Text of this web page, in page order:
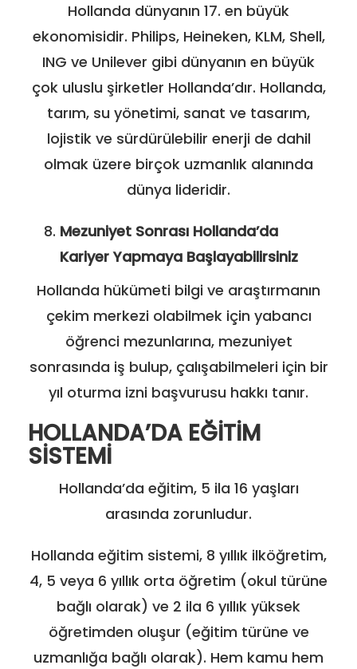
Hollanda dünyanın 17. en büyük
ekonomisidir. Philips, Heineken, KLM, Shell,
ING ve Unilever gibi dünyanın en büyük
çok uluslu şirketler Hollanda’dır. Hollanda,
tarım, su yönetimi, sanat ve tasarım,
lojistik ve sürdürülebilir enerji de dahil
olmak üzere birçok uzmanlık alanında
dünya lideridir.
Mezuniyet Sonrası Hollanda’da
Kariyer Yapmaya Başlayabilirsiniz
Hollanda hükümeti bilgi ve araştırmanın
çekim merkezi olabilmek için yabancı
öğrenci mezunlarına, mezuniyet
sonrasında iş bulup, çalışabilmeleri için bir
yıl oturma izni başvurusu hakkı tanır.
HOLLANDA’DA EĞİTİM
SİSTEMİ
Hollanda’da eğitim, 5 ila 16 yaşları
arasında zorunludur.
Hollanda eğitim sistemi, 8 yıllık ilköğretim,
4, 5 veya 6 yıllık orta öğretim (okul türüne
bağlı olarak) ve 2 ila 6 yıllık yüksek
öğretimden oluşur (eğitim türüne ve
uzmanlığa bağlı olarak). Hem kamu hem